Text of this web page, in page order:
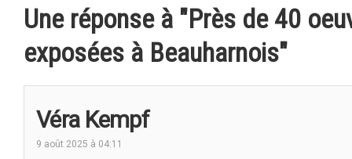
Une réponse à "Près de 40
exposées à Beauharnois"
Véra Kempf
9 août 2025 à 04:11